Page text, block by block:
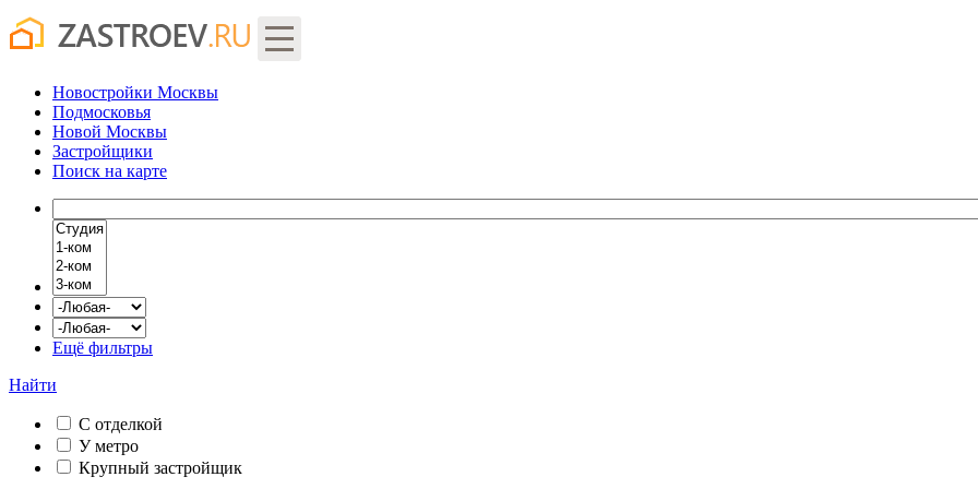
Новостройки Москвы
Подмосковья
Новой Москвы
Застройщики
Поиск на карте
Ещё фильтры
Найти
С отделкой
У метро
Крупный застройщик